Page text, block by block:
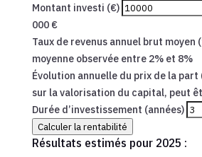
Montant investi (€)
000 €
Taux de revenus annuel brut moyen
moyenne observée entre 2% et 8%
Évolution annuelle du prix de la part
sur la valorisation du capital, peut
Durée d’investissement (années)
Calculer la rentabilité
Résultats estimés pour 2025 :